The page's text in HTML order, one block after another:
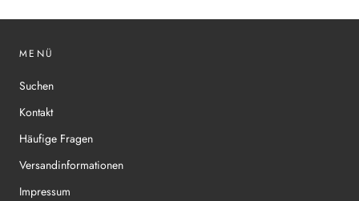
MENÜ
Suchen
Kontakt
Häufige Fragen
Versandinformationen
Impressum